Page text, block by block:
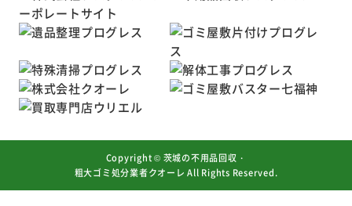
Copyright © 茨城の不用品回収・
粗大ゴミ処分業者クオーレ All Rights Reserved.